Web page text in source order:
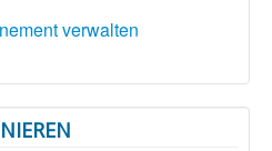
verwalten